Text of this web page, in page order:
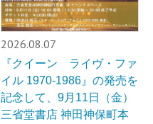
2026.08.07
『クイーン ライヴ・ファ
イル 1970-1986』の発売を
記念して、9月11日（金）
三省堂書店 神田神保町本